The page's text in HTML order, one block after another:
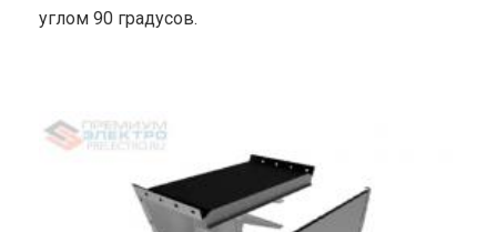
углом 90 градусов.